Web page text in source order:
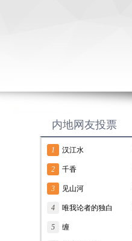
内地网友投票
1 汉江水
2 千香
3 见山河
4 唯我论者的独白
5 缠